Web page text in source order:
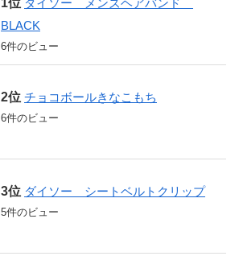
ダイソー メンズヘアバンド
BLACK
6件のビュー
チョコボールきなこもち
6件のビュー
ダイソー シートベルトクリップ
5件のビュー